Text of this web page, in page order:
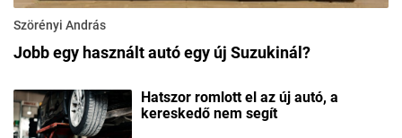
Szörényi András
Jobb egy használt autó egy új Suzukinál?
Hatszor romlott el az új autó, a
kereskedő nem segít